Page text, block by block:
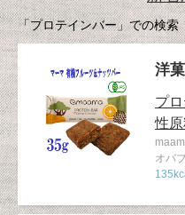
「プロテインバー」での検
洋
プ
性
オバ